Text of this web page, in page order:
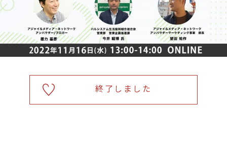
終了しました